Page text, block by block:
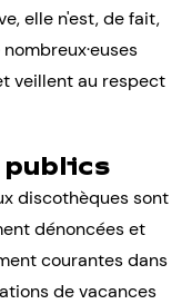
elle n'est, de fait,
veillent au respect
publics
discothèques sont
dénoncées et
courantes dans
de vacances